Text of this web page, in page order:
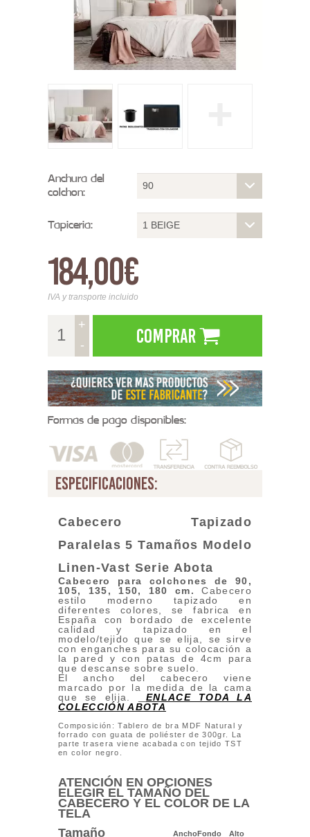
Anchura del
colchon: 90
Tapiceria: 1 BEIGE
184,00€
IVA y transporte incluido
+
-
Comprar
Formas de pago disponibles:
especificaciones:
Cabecero Tapizado
Paralelas 5 Tamaños Modelo
Linen-Vast Serie Abota
Cabecero para colchones de 90,
105, 135, 150, 180 cm.
Cabecero
estilo moderno tapizado en
diferentes colores, se fabrica en
España con bordado de excelente
calidad y tapizado en el
modelo/tejido que se elija, se sirve
con enganches para su colocación a
la pared y con patas de 4cm para
que descanse sobre suelo.
El ancho del cabecero viene
marcado por la medida de la cama
que se elija.
ENLACE TODA LA
COLECCIÓN ABOTA
Composición:Tablero de bra MDF Natural y
forrado con guata de poliéster de 300gr. La
parte trasera viene acabada con tejido TST
en color negro.
ATENCIÓN EN OPCIONES
ELEGIR EL TAMAÑO DEL
CABECERO Y EL COLOR DE LA
TELA
Tamaño
AnchoFondo Alto